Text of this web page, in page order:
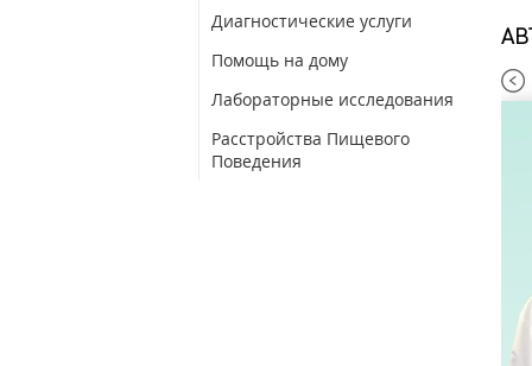
Диагностические услуги
Помощь на дому
Лабораторные исследования
Расстройства Пищевого
Поведения